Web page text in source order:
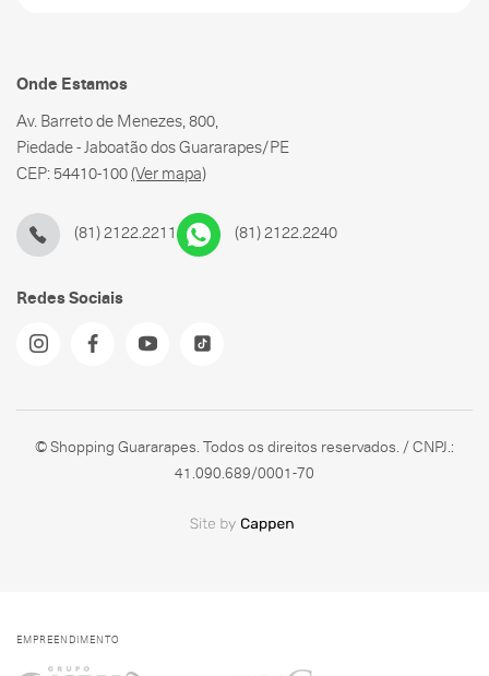
Onde Estamos
Av. Barreto de Menezes, 800,
Piedade - Jaboatão dos Guararapes/PE
CEP: 54410-100(Ver mapa)
Redes Sociais
(81) 2122.2211 (81) 2122.2240
© Shopping Guararapes. Todos os direitos reservados. / CNPJ.:
41.090.689/0001-70
EMPREENDIMENTO